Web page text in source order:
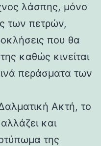
λάσπης, μόνο
των πετρών,
που θα
καθώς κινείται
περάσματα των
Ακτή, το
και
της